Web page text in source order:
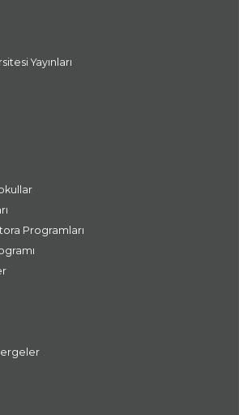
Yayınları
Programları